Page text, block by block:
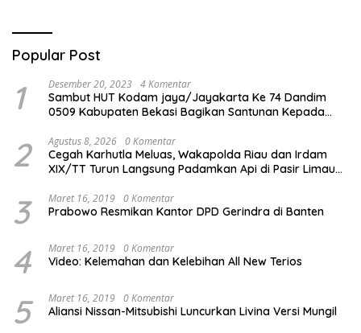
Popular Post
1 Desember 20, 2023 4 Komentar
Sambut HUT Kodam jaya/Jayakarta Ke 74 Dandim
0509 Kabupaten Bekasi Bagikan Santunan Kepada
2 Agustus 8, 2026 0 Komentar
Cegah Karhutla Meluas, Wakapolda Riau dan Irdam
XIX/TT Turun Langsung Padamkan Api di Pasir Limau
3 Maret 16, 2019 0 Komentar
Prabowo Resmikan Kantor DPD Gerindra di Banten
4 Maret 16, 2019 0 Komentar
Video: Kelemahan dan Kelebihan All New Terios
5 Maret 16, 2019 0 Komentar
Aliansi Nissan-Mitsubishi Luncurkan Livina Versi Mungil